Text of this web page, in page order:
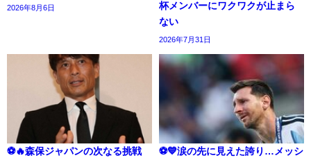
2026年8月6日
杯メンバーにワクワクが止まら
ない
2026年7月31日
⚽🔥森保ジャパンの次なる挑戦
⚽💙涙の先に見えた誇り…メッシ